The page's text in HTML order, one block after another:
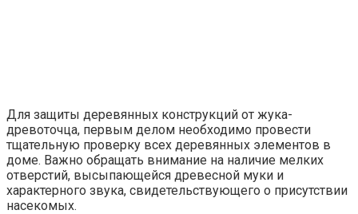
Для защиты деревянных конструкций от жука-
древоточца, первым делом необходимо провести
тщательную проверку всех деревянных элементов в
доме. Важно обращать внимание на наличие мелких
отверстий, высыпающейся древесной муки и
характерного звука, свидетельствующего о присутствии
насекомых.